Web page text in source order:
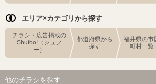
エリア×カテゴリから探す
チラシ・広告掲載の
Shufoo!（シュフ
ー）
都道府県から
探す
福井県の市
町村一覧
他のチラシを探す